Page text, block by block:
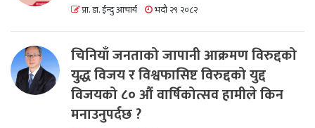
प्रा. डा. ईन्दु आचार्य भदौ २९ २०८२
चिनियाँ जनताको जापानी आक्रमण विरुद्दको
युद्ध विजय र विश्वफासिष्ट विरुद्दको युद्द
विजयको ८० औं वार्षिकोत्सव हामीले किन
मनाउनुपर्दछ ?